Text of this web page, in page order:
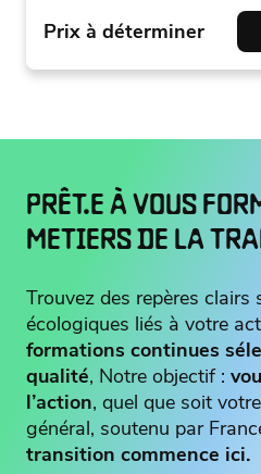
Prix à déterminer
PRÊT.E À VOUS
METIERS DE LA
Trouvez des repères clairs
écologiques liés à votre
formations continues
qualité, Notre objectif :
l’action, quel que soit
général, soutenu par
transition commence ici.